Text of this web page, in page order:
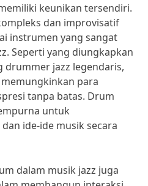
keunikan tersendiri.
dan improvisatif
instrumen yang sangat
Seperti yang diungkapkan
drummer jazz legendaris,
para
tanpa batas. Drum
untuk
ide-ide musik secara
dalam musik jazz juga